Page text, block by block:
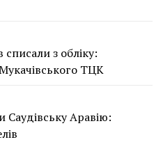
списали з обліку:
ТЦК
Саудівську Аравію: